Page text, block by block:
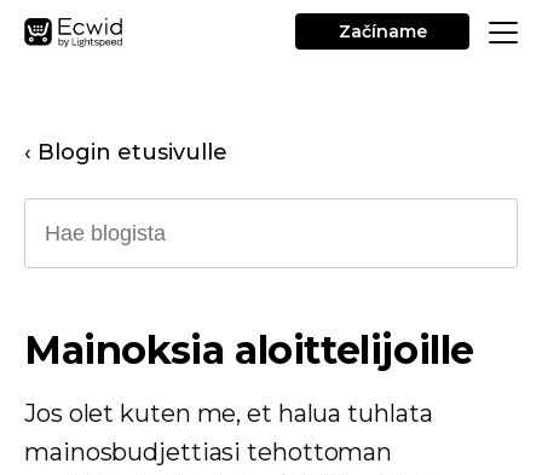
Začíname
‹ Blogin etusivulle
Mainoksia aloittelijoille
Jos olet kuten me, et halua tuhlata
mainosbudjettiasi tehottoman